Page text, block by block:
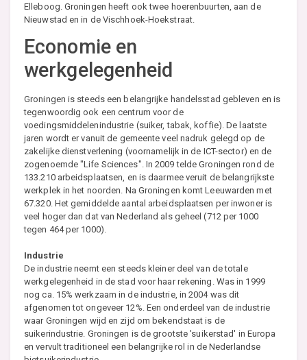
Elleboog. Groningen heeft ook twee hoerenbuurten, aan de
Nieuwstad en in de Vischhoek-Hoekstraat.
Economie en
werkgelegenheid
Groningen is steeds een belangrijke handelsstad gebleven en is
tegenwoordig ook een centrum voor de
voedingsmiddelenindustrie (suiker, tabak, koffie). De laatste
jaren wordt er vanuit de gemeente veel nadruk gelegd op de
zakelijke dienstverlening (voornamelijk in de ICT-sector) en de
zogenoemde "Life Sciences". In 2009 telde Groningen rond de
133.210 arbeidsplaatsen, en is daarmee veruit de belangrijkste
werkplek in het noorden. Na Groningen komt Leeuwarden met
67.320. Het gemiddelde aantal arbeidsplaatsen per inwoner is
veel hoger dan dat van Nederland als geheel (712 per 1000
tegen 464 per 1000).
Industrie
De industrie neemt een steeds kleiner deel van de totale
werkgelegenheid in de stad voor haar rekening. Was in 1999
nog ca. 15% werkzaam in de industrie, in 2004 was dit
afgenomen tot ongeveer 12%. Een onderdeel van de industrie
waar Groningen wijd en zijd om bekendstaat is de
suikerindustrie. Groningen is de grootste 'suikerstad' in Europa
en vervult traditioneel een belangrijke rol in de Nederlandse